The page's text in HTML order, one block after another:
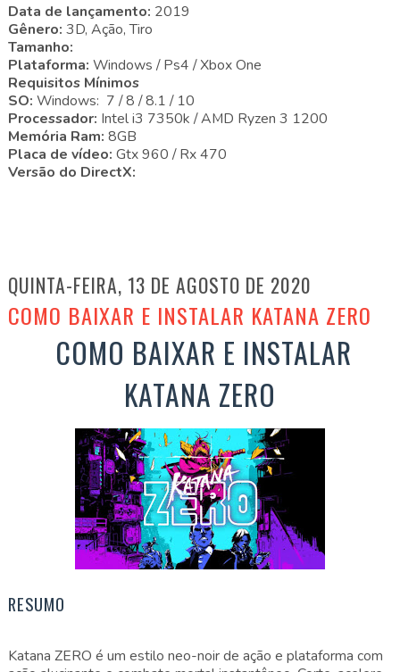
Data de lançamento: 2019
Gênero: 3D, Ação, Tiro
Tamanho:
Plataforma: Windows / Ps4 / Xbox One
Requisitos Mínimos
SO: Windows: 7 / 8 / 8.1 / 10
Processador: Intel i3 7350k / AMD Ryzen 3 1200
Memória Ram: 8GB
Placa de vídeo: Gtx 960 / Rx 470
Versão do DirectX:
QUINTA-FEIRA, 13 DE AGOSTO DE 2020
COMO BAIXAR E INSTALAR KATANA ZERO
COMO BAIXAR E INSTALAR
KATANA ZERO
RESUMO
Katana ZERO é um estilo neo-noir de ação e plataforma com